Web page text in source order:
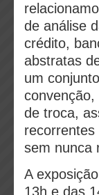
de análise
crédito,
abstratas
um
de troca,
sem nunca
A
13h e das